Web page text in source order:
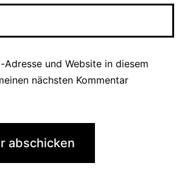
Adresse und Website in diesem
nächsten Kommentar